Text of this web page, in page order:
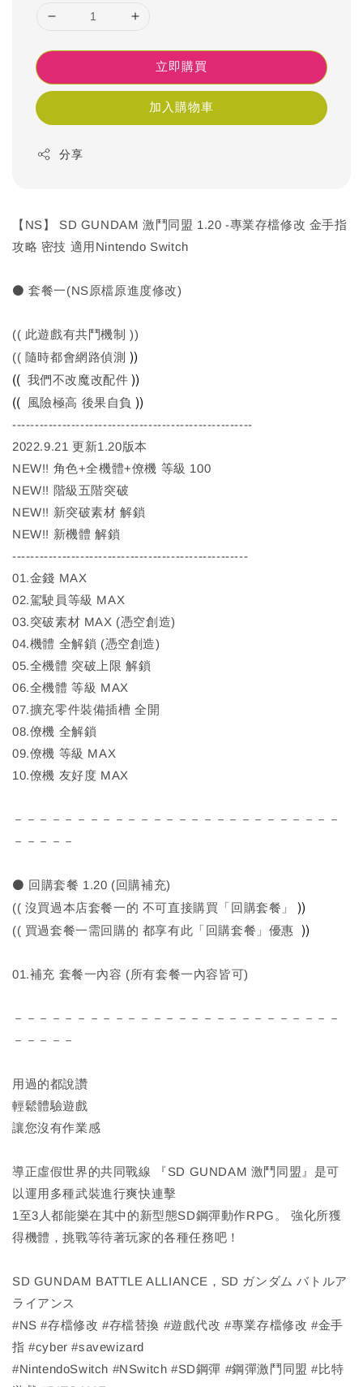
立即購買
加入購物車
分享
【NS】 SD GUNDAM 激鬥同盟 1.20 -專業存檔修改 金手指
攻略 密技 適用Nintendo Switch
⚫ 套餐一(NS原檔原進度修改)
(( 此遊戲有共鬥機制 ))
(( 隨時都會網路偵測 ))
(( 我們不改魔改配件 ))
((
風險極高 後果自負 ))
-----------------------------------------------------
2022.9.21 更新1.20版本
NEW!! 角色+全機體+僚機 等級 100
NEW!! 階級五階突破
NEW!! 新突破素材 解鎖
NEW!! 新機體 解鎖
----------------------------------------------------
01.金錢 MAX
02.駕駛員等級 MAX
03.突破素材 MAX (憑空創造)
04.機體 全解鎖 (憑空創造)
05.全機體 突破上限 解鎖
06.全機體 等級 MAX
07.擴充零件裝備插槽 全開
08.僚機 全解鎖
09.僚機 等級 MAX
10.僚機 友好度 MAX
－－－－－－－－－－－－－－－－－－－－－－－－－－
－－－－－
⚫ 回購套餐 1.20 (回購補充)
(( 沒買過本店套餐一的 不可直接購買「回購套餐」
))
(( 買過套餐一需回購的 都享有此「回購套餐」優惠 ))
01.補充 套餐一內容 (所有套餐一內容皆可)
－－－－－－－－－－－－－－－－－－－－－－－－－－
－－－－－
用過的都說讚
輕鬆體驗遊戲
讓您沒有作業感
導正虛假世界的共同戰線 『SD GUNDAM 激鬥同盟』是可
以運用多種武裝進行爽快連擊
1至3人都能樂在其中的新型態SD鋼彈動作RPG。 強化所獲
得機體，挑戰等待著玩家的各種任務吧！
SD GUNDAM BATTLE ALLIANCE，SD ガンダム バトルア
ライアンス
#NS #存檔修改 #存檔替換 #遊戲代改 #專業存檔修改 #金手
指 #cyber #savewizard
#NintendoSwitch #NSwitch #SD鋼彈 #鋼彈激鬥同盟 #比特